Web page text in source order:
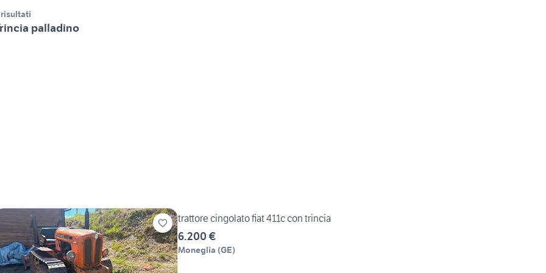
palladino
trattore cingolato fiat 411c con trincia
6.200 €
Moneglia (GE)